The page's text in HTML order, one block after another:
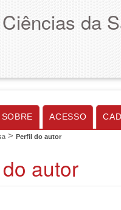
da
SOBRE ACESSO
> Perfil do autor
autor